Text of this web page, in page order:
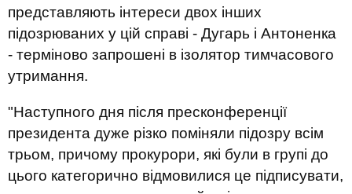
представляють інтереси двох інших
підозрюваних у цій справі - Дугарь і Антоненка
- терміново запрошені в ізолятор тимчасового
утримання.
"Наступного дня після пресконференції
президента дуже різко поміняли підозру всім
трьом, причому прокурори, які були в групі до
цього категорично відмовилися це підписувати,